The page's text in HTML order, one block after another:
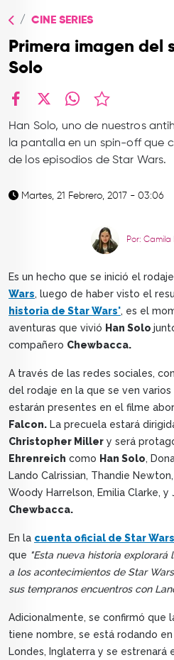
CONTACTO
CINE SERIES
Primera imagen del
Solo
Han Solo, uno de nuestros
la pantalla en un spin-off que
de los episodios de Star Wars.
Martes, 21 Febrero, 2017 - 03:06
Por: Camila
Es un hecho que se inició el
Wars, luego de haber visto el
historia de Star Wars', es el
aventuras que vivió Han Solo
compañero Chewbacca.
A través de las redes sociales,
del rodaje en la que se ven
estarán presentes en el filme
Falcon. La precuela estará
Christopher Miller y será
Ehrenreich como Han Solo,
Lando Calrissian, Thandie
Woody Harrelson, Emilia Clarke,
Chewbacca.
En la cuenta oficial de Star Wars
que "Esta nueva historia
a los acontecimientos de Star
sus tempranos encuentros con
Adicionalmente, se confirmó que
tiene nombre, se está rodando en
Londes, Inglaterra y se estrenará